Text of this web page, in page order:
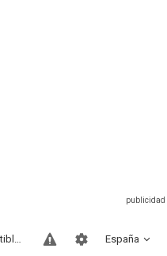
España
Sitios compatibles